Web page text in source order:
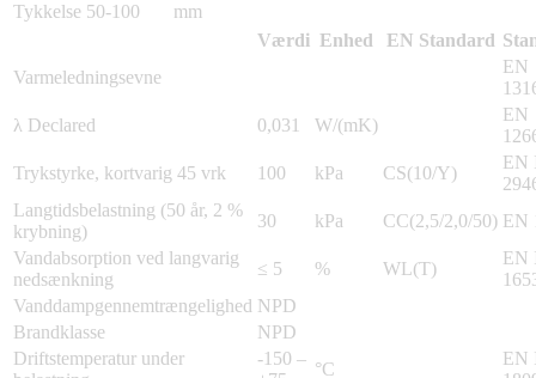
Tykkelse 50-100
mm
Værdi Enhed EN Standard
Varmeledningsevne
EN
λ Declared
0,031 W/(mK)
EN
Trykstyrke, kortvarig 45 vrk
100 kPa CS(10/Y)
EN
Langtidsbelastning (50 år, 2 %
krybning)
30 kPa CC(2,5/2,0/50) EN
Vandabsorption ved langvarig
nedsænkning
≤ 5 % WL(T)
EN
Vanddampgennemtrængelighed NPD
Brandklasse
NPD
Driftstemperatur under
-150 –
°C
EN